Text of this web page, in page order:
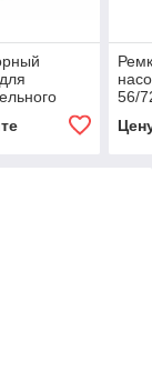
56/